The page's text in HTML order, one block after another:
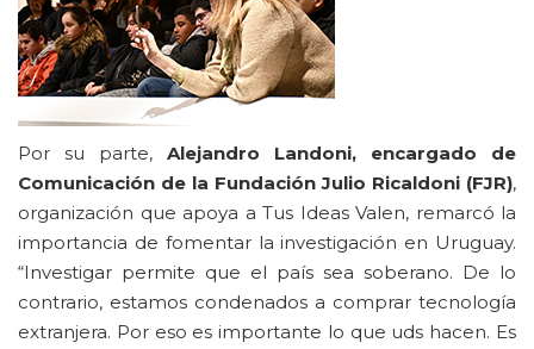
Por su parte, Alejandro Landoni, encargado de
Comunicación de la Fundación Julio Ricaldoni (FJR),
organización que apoya a Tus Ideas Valen, remarcó la
importancia de fomentar la investigación en Uruguay.
“Investigar permite que el país sea soberano. De lo
contrario, estamos condenados a comprar tecnología
extranjera. Por eso es importante lo que uds hacen. Es